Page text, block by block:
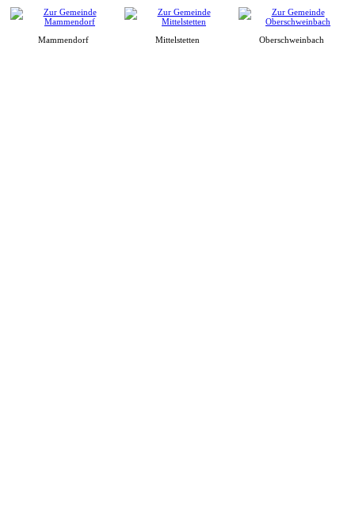
Mammendorf Mittelstetten Oberschweinbach